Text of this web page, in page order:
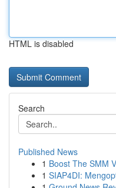
HTML is disabled
Search
Published News
1 Boost The SMM
1 SIAP4DI: